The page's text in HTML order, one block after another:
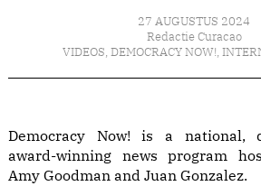
27 AUGUSTUS 2024
Redactie Curacao
VIDEOS, DEMOCRACY NOW!,
Democracy Now! is a national,
award-winning news program
Amy Goodman and Juan Gonzalez.